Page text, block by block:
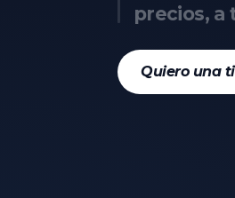
precios, a
Quiero una